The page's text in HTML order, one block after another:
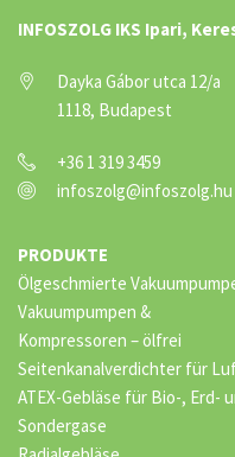
INFOSZOLG IKS Ipari,
Dayka Gábor utca 12/a
1118, Budapest
+36 1 319 3459
infoszolg@infoszolg.hu
PRODUKTE
Ölgeschmierte
Vakuumpumpen &
Kompressoren – ölfrei
Seitenkanalverdichter für
ATEX-Gebläse für Bio-, Erd-
Sondergase